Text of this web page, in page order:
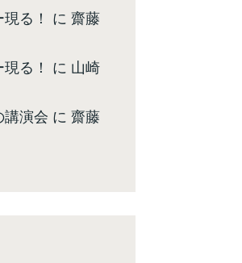
る！ に 齋藤
る！ に 山崎
講演会 に 齋藤